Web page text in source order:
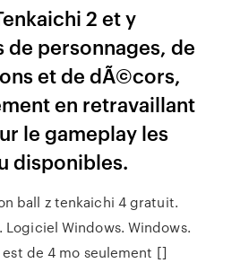
2 et y
de personnages, de
et de dÃ©cors,
en retravaillant
le gameplay les
disponibles.
ball z tenkaichi 4 gratuit.
Logiciel Windows. Windows.
de 4 mo seulement []